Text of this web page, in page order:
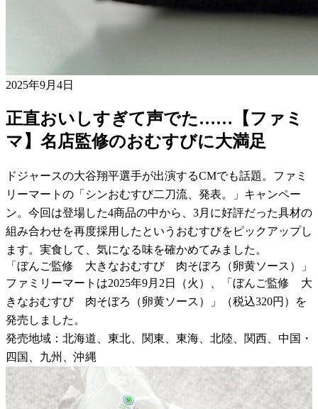
2025年9月4日
正直おいしすぎて声でた……【ファミ
マ】名店監修のおむすびに大満足
ドジャースの大谷翔平選手が出演するCMでも話題。ファミ
リーマートの「シンおむすび二刀流、発表。」キャンペー
ン。今回は登場した4商品の中から、3月に好評だった具材の
組み合わせを再度採用したというおむすびをピックアップし
ます。実食して、気になる味を確かめてみました。
「ぼんご監修 大きなおむすび 肉そぼろ（卵黄ソース）」
ファミリーマートは2025年9月2日（火）、「ぼんご監修 大
きなおむすび 肉そぼろ（卵黄ソース）」（税込320円）を
発売しました。
発売地域：北海道、東北、関東、東海、北陸、関西、中国・
四国、九州、沖縄